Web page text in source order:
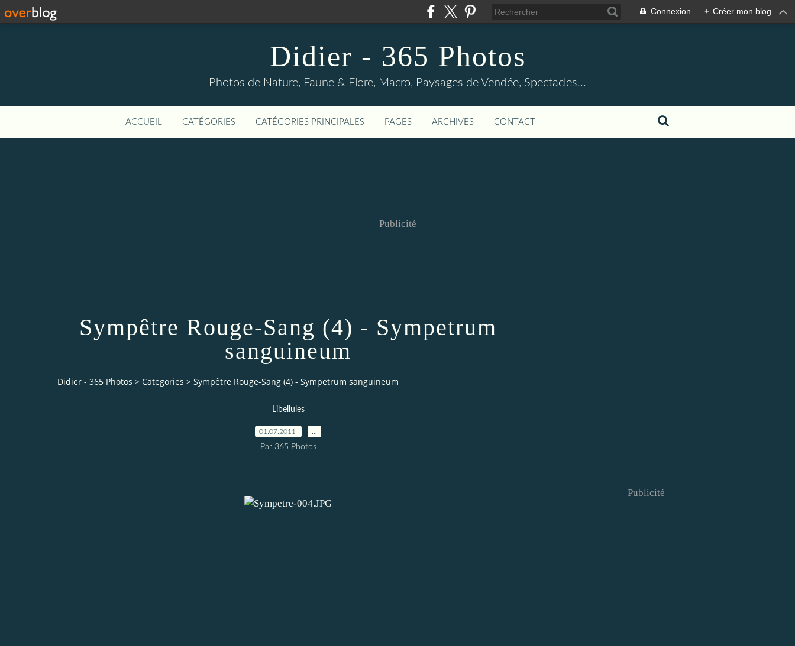
Connexion + Créer mon blog
Didier - 365 Photos
Photos de Nature, Faune & Flore, Macro, Paysages de Vendée, Spectacles...
ACCUEIL CATÉGORIES CATÉGORIES PRINCIPALES PAGES ARCHIVES CONTACT
Publicité
Sympêtre Rouge-Sang (4) - Sympetrum
sanguineum
Didier - 365 Photos > Categories > Sympêtre Rouge-Sang (4) - Sympetrum sanguineum
Libellules
01.07.2011
Par 365 Photos
Publicité